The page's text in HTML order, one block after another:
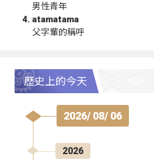
男性青年
atamatama
父字輩的稱呼
歷史上的今天
2026/ 08/ 06
2026